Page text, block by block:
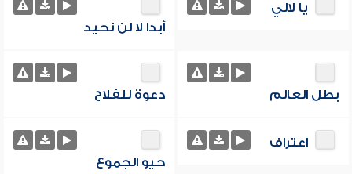
يا لالي
أبدا لا لن نحيد
بطل العالم دعوة للفلاح
اعتراف
حيو الجموع